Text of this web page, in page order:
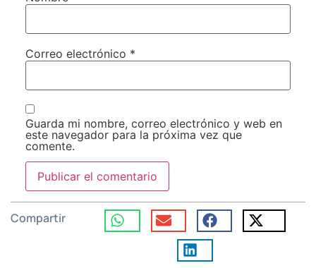
Correo electrónico *
Guarda mi nombre, correo electrónico y web en
este navegador para la próxima vez que
comente.
Compartir